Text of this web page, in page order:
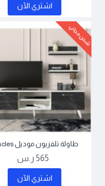
اشتري اﻵن
شحن مجاني
طاولة تلفزيون موديل Geacles
565 ر.س
اشتري اﻵن